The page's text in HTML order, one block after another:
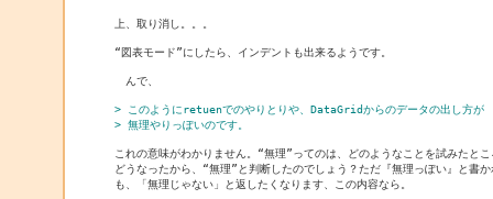
上、取り消し。。。
“図表モード”にしたら、インデントも出来るようです。
んで、
> このようにretuenでのやりとりや、DataGridからのデータの出し方が
> 無理やりっぽいのです。
これの意味がわかりません。“無理”ってのは、どのようなことを試みたとこ
どうなったから、“無理”と判断したのでしょう？ただ『無理っぽい』と書か
も、「無理じゃない」と返したくなります、この内容なら。